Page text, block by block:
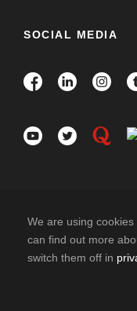
SOCIAL MEDIA
We are using
can find out more
switch them off in